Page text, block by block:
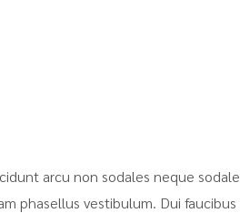
arcu non sodales neque
phasellus vestibulum. Dui